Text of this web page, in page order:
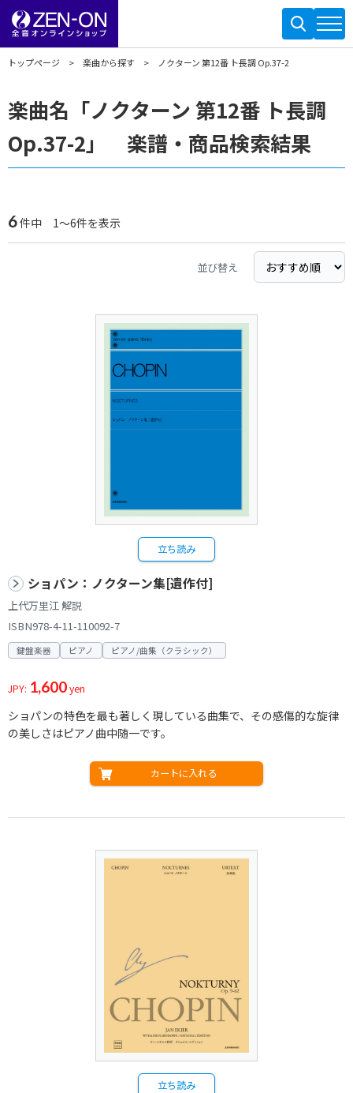
トップページ 楽曲から探す ノクターン 第12番 ト長調 Op.37-2
楽曲名「ノクターン 第12番 ト長調
Op.37-2」 楽譜・商品検索結果
6件中 1～6件を表示
並び替え
立ち読み
ショパン：ノクターン集[遺作付]
上代万里江 解説
ISBN978-4-11-110092-7
鍵盤楽器 ピアノ ピアノ/曲集（クラシック）
JPY: 1,600yen
ショパンの特色を最も著しく現している曲集で、その感傷的な旋律
の美しさはピアノ曲中随一です。
カートに入れる
立ち読み